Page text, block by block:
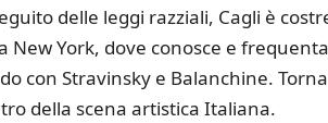
delle leggi razziali, Cagli è
New York, dove conosce e
con Stravinsky e Balanchine.
della scena artistica Italiana.